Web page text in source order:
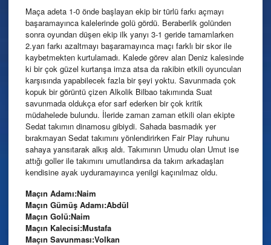
Maça adeta 1-0 önde başlayan ekip bir türlü farkı açmayı
başaramayınca kalelerinde golü gördü. Beraberlik golünden
sonra oyundan düşen ekip ilk yarıyı 3-1 geride tamamlarken
2.yarı farkı azaltmayı başaramayınca maçı farklı bir skor ile
kaybetmekten kurtulamadı. Kalede görev alan Deniz kalesinde
ki bir çok güzel kurtarışa imza atsa da rakibin etkili oyuncuları
karşısında yapabilecek fazla bir şeyi yoktu. Savunmada çok
kopuk bir görüntü çizen Alkolik Bilbao takımında Suat
savunmada oldukça efor sarf ederken bir çok kritik
müdahelede bulundu. İleride zaman zaman etkili olan ekipte
Sedat takımın dinamosu gibiydi. Sahada basmadık yer
bırakmayan Sedat takımını yönlendirirken Fair Play ruhunu
sahaya yansıtarak alkış aldı. Takımının Umudu olan Umut ise
attığı goller ile takımını umutlandırsa da takım arkadaşları
kendisine ayak uyduramayınca yenilgi kaçınılmaz oldu.
Maçın Adamı:Naim
Maçın Gümüş Adamı:Abdül
Maçın Golü:Naim
Maçın Kalecisi:Mustafa
Maçın Savunması:Volkan